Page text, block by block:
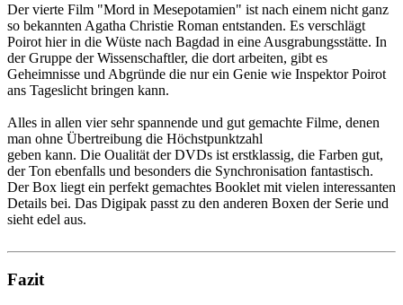
Der vierte Film "Mord in Mesepotamien" ist nach einem nicht ganz
so bekannten Agatha Christie Roman entstanden. Es verschlägt
Poirot hier in die Wüste nach Bagdad in eine Ausgrabungsstätte. In
der Gruppe der Wissenschaftler, die dort arbeiten, gibt es
Geheimnisse und Abgründe die nur ein Genie wie Inspektor Poirot
ans Tageslicht bringen kann.
Alles in allen vier sehr spannende und gut gemachte Filme, denen
man ohne Übertreibung die Höchstpunktzahl
geben kann. Die Oualität der DVDs ist erstklassig, die Farben gut,
der Ton ebenfalls und besonders die Synchronisation fantastisch.
Der Box liegt ein perfekt gemachtes Booklet mit vielen interessanten
Details bei. Das Digipak passt zu den anderen Boxen der Serie und
sieht edel aus.
Fazit